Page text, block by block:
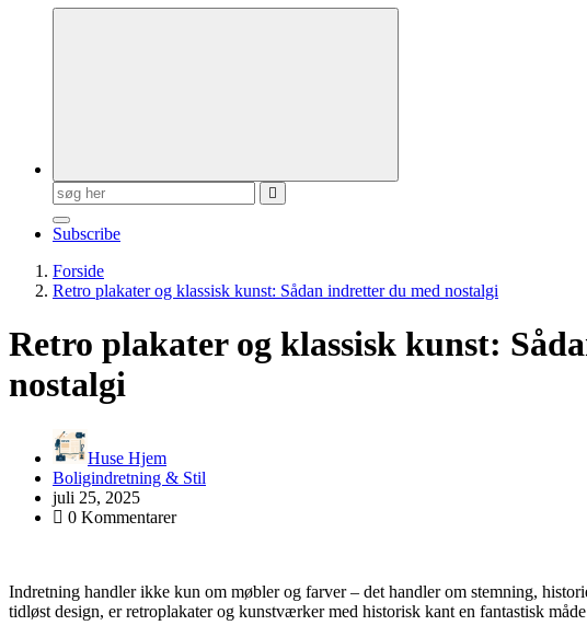
Søg
efter:
Subscribe
Forside
Retro plakater og klassisk kunst: Sådan indretter du med nostalgi
Retro plakater og klassisk kunst:
nostalgi
Huse Hjem
Boligindretning & Stil
juli 25, 2025
0 Kommentarer
Indretning handler ikke kun om møbler og farver – det handler om stemning,
tidløst design, er retroplakater og kunstværker med historisk kant en fantastisk